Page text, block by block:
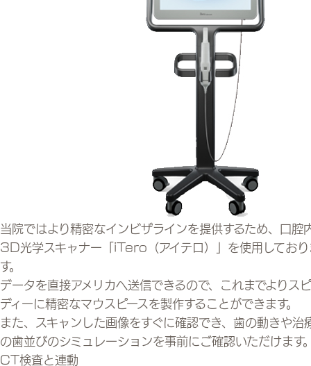
当院ではより精密なインビザラインを提供するため、口腔
3D光学スキャナー「iTero（アイテロ）」を使用してお
す。
データを直接アメリカへ送信できるので、これまでよりス
ディーに精密なマウスピースを製作することができます。
また、スキャンした画像をすぐに確認でき、歯の動きや治
の歯並びのシミュレーションを事前にご確認いただけます
CT検査と連動